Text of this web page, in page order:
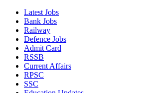
Latest Jobs
Bank Jobs
Railway
Defence Jobs
Admit Card
RSSB
Current Affairs
RPSC
SSC